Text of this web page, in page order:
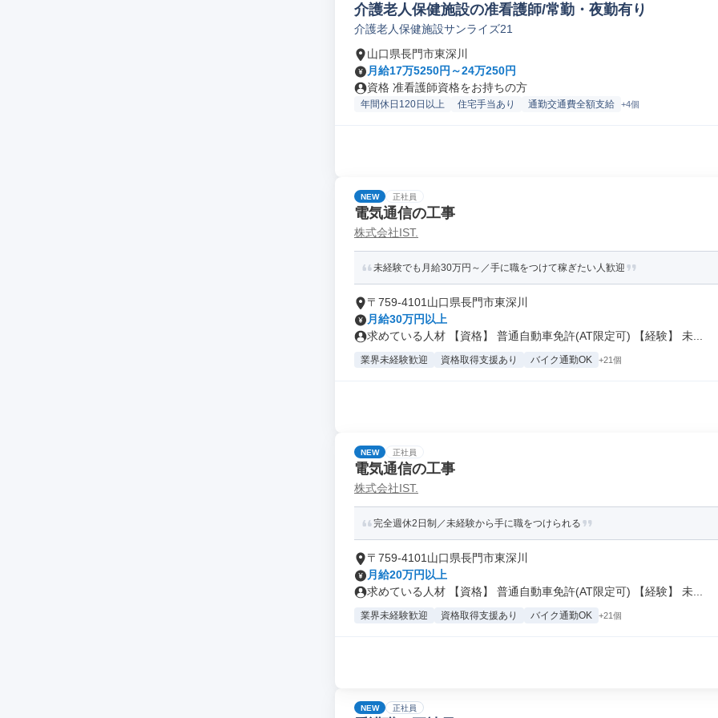
介護老人保健施設の准看護師/常勤・夜勤有り
介護老人保健施設サンライズ21
山口県長門市東深川
月給17万5250円～24万250円
資格 准看護師資格をお持ちの方
年間休日120日以上 住宅手当あり 通勤交通費全額支給 +4個
NEW 正社員
電気通信の工事
株式会社IST.
未経験でも月給30万円～／手に職をつけて稼ぎたい人歓迎
〒759-4101山口県長門市東深川
月給30万円以上
求めている人材 【資格】 普通自動車免許(AT限定可) 【経験】 未...
業界未経験歓迎 資格取得支援あり バイク通勤OK +21個
NEW 正社員
電気通信の工事
株式会社IST.
完全週休2日制／未経験から手に職をつけられる
〒759-4101山口県長門市東深川
月給20万円以上
求めている人材 【資格】 普通自動車免許(AT限定可) 【経験】 未...
業界未経験歓迎 資格取得支援あり バイク通勤OK +21個
NEW 正社員